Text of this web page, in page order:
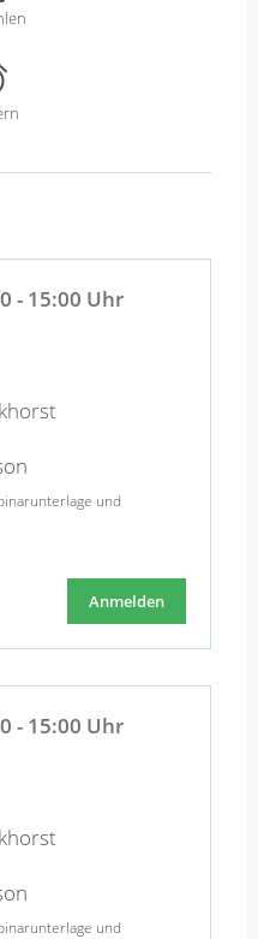
- 15:00 Uhr
und
Anmelden
- 15:00 Uhr
und